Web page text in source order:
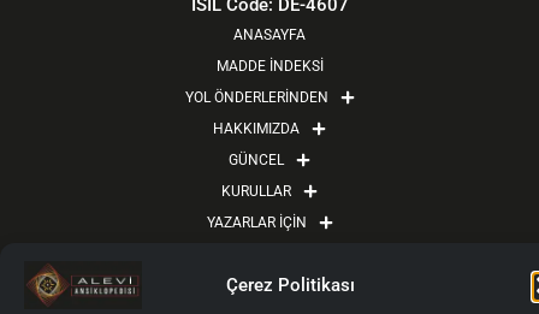
Çerez Politikası
e
o
w
i
t
t
e
r
t
a
g
r
a
m
t
e
ISIL Code: DE-4607
ANASAYFA
MADDE İNDEKSİ
YOL ÖNDERLERİNDEN
HAKKIMIZDA
GÜNCEL
KURULLAR
YAZARLAR İÇİN
İLETİŞİM